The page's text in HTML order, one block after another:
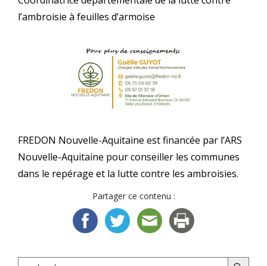
Search Search Button
l’ambroisie à feuilles d’armoise
FREDON Nouvelle-Aquitaine est financée par l’ARS
Nouvelle-Aquitaine pour conseiller les communes
dans le repérage et la lutte contre les ambroisies.
Partager ce contenu :